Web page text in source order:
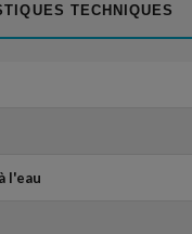
TECHNIQUES
l'eau